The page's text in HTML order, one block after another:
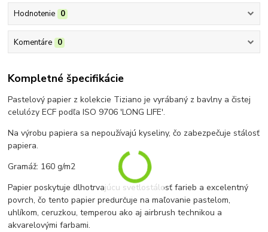
Hodnotenie 0
Komentáre 0
Kompletné špecifikácie
Pastelový papier z kolekcie Tiziano je vyrábaný z bavlny a čistej
celulózy ECF podľa ISO 9706 'LONG LIFE'.
Na výrobu papiera sa nepoužívajú kyseliny, čo zabezpečuje stálosť
papiera.
Gramáž: 160 g/m2
Papier poskytuje dlhotrvajúcu svetlostálosť farieb a excelentný
povrch, čo tento papier predurčuje na maľovanie pastelom,
uhlíkom, ceruzkou, temperou ako aj airbrush technikou a
akvarelovými farbami.